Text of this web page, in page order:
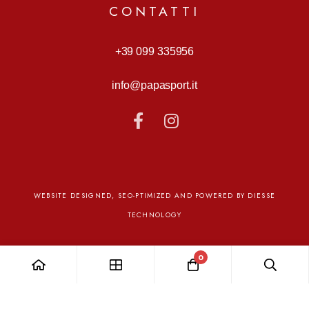
9.Ampie protezioni per impedire ai piedi di toccare
CONTATTI
+39 099 335956
info@papasport.it
WEBSITE DESIGNED, SEO-PTIMIZED AND POWERED BY DIESSE
TECHNOLOGY
0